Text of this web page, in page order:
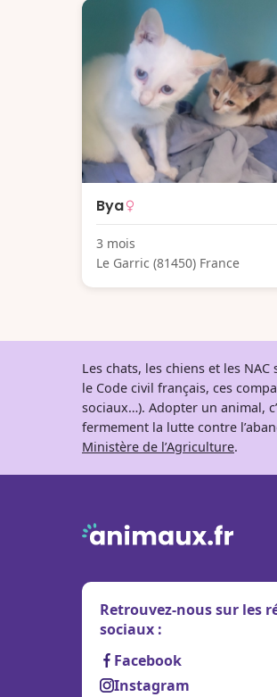
Bya
3 mois
Le Garric (81450) France
Les chats, les chiens et les
le Code civil français, ces
sociaux…). Adopter un animal,
fermement la lutte contre
Ministère de l’Agriculture.
Retrouvez-nous sur les
sociaux :
Facebook
Instagram